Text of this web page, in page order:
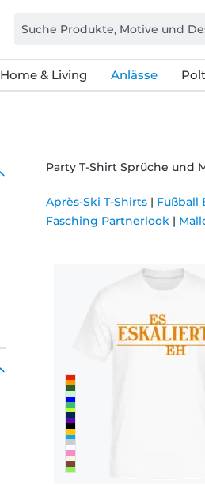
Home & Living Anlässe
Party T-Shirt Sprüche und
Après-Ski T-Shirts | Fußball
Fasching Partnerlook |